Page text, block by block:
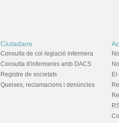
Ciutadans
Consulta de col·legiació infermera
Consulta d'infermeres amb DACS
Registre de societats
Queixes, reclamacions i denúncies
El